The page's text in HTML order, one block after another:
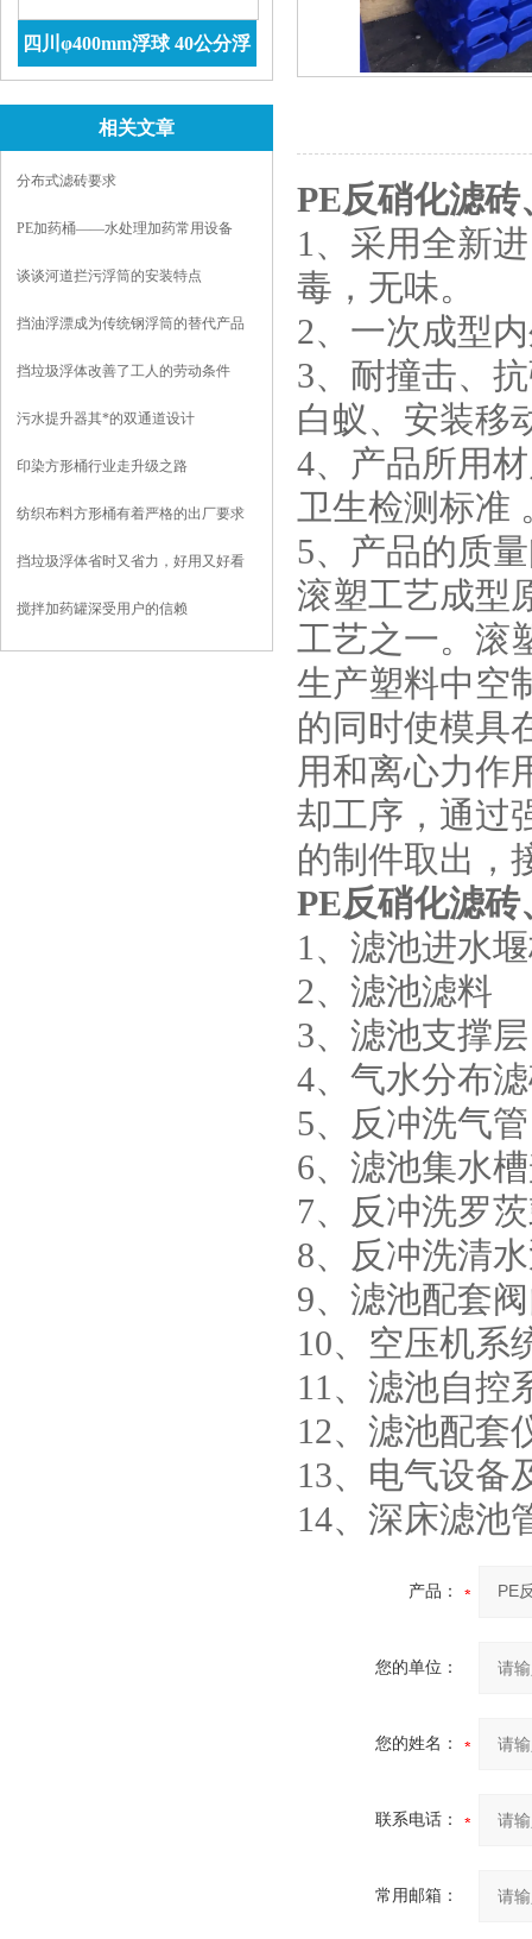
四川φ400mm浮球 40公分浮
相关文章
分布式滤砖要求
PE加药桶——水处理加药常用设备
谈谈河道拦污浮筒的安装特点
挡油浮漂成为传统钢浮筒的替代产品
挡垃圾浮体改善了工人的劳动条件
污水提升器其*的双通道设计
印染方形桶行业走升级之路
纺织布料方形桶有着严格的出厂要求
挡垃圾浮体省时又省力，好用又好看
搅拌加药罐深受用户的信赖
PE反硝化滤砖
1、采用全新
毒，无味。
2、一次成型
3、耐撞击、
白蚁、安装
4、产品所用
卫生检测标准
5、产品的质
滚塑工艺成型
工艺之一。滚
生产塑料中空
的同时使模具
用和离心力作
却工序，通过
的制件取出，
PE反硝化滤砖
1、滤池进水
2、滤池滤料
3、滤池支撑层
4、气水分布
5、反冲洗气管
6、滤池集水
7、反冲洗罗
8、反冲洗清
9、滤池配套
10、空压机系
11、滤池自控
12、滤池配套
13、电气设备
14、深床滤池
产品：
您的单位：
您的姓名：
联系电话：
常用邮箱：